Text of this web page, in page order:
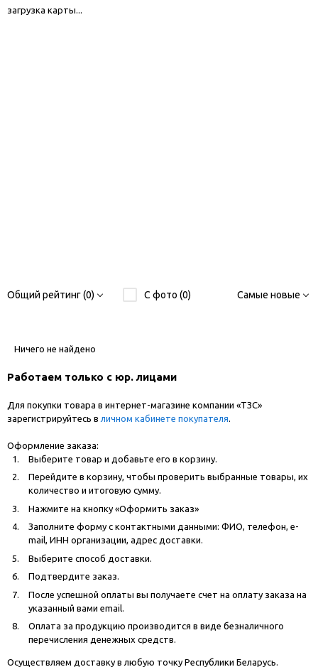
загрузка карты...
Общий рейтинг (0) С фото (0) Самые новые
Ничего не найдено
Работаем только с юр. лицами
Для покупки товара в интернет-магазине компании «ТЗС»
зарегистрируйтесь в личном кабинете покупателя
Оформление заказа:
Выберите товар и добавьте его в корзину.
Перейдите в корзину, чтобы проверить выбранные товары, их
количество и итоговую сумму.
Нажмите на кнопку «Оформить заказ»
Заполните форму с контактными данными: ФИО, телефон, e-
mail, ИНН организации, адрес доставки.
Выберите способ доставки.
Подтвердите заказ.
После успешной оплаты вы получаете счет на оплату заказа на
указанный вами email.
Оплата за продукцию производится в виде безналичного
перечисления денежных средств.
Осуществляем доставку в любую точку Республики Беларусь.